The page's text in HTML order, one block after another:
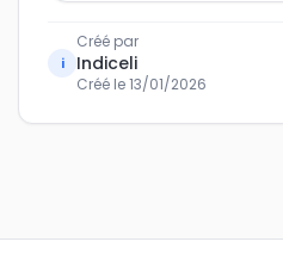
i
Créé par
Indiceli
Créé le13/01/2026